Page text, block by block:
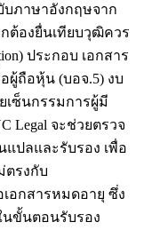
บภาษาอังกฤษจาก
ต้องยื่นเทียบวุฒิควร
ประกอบ เอกสาร
ผู้ถือหุ้น (บอจ.5) งบ
เซ็นกรรมการผู้มี
Legal จะช่วยตรวจ
ปลและรับรอง เพื่อ
ตรงกับ
อกสารหมดอายุ ซึ่ง
นขั้นตอนรับรอง